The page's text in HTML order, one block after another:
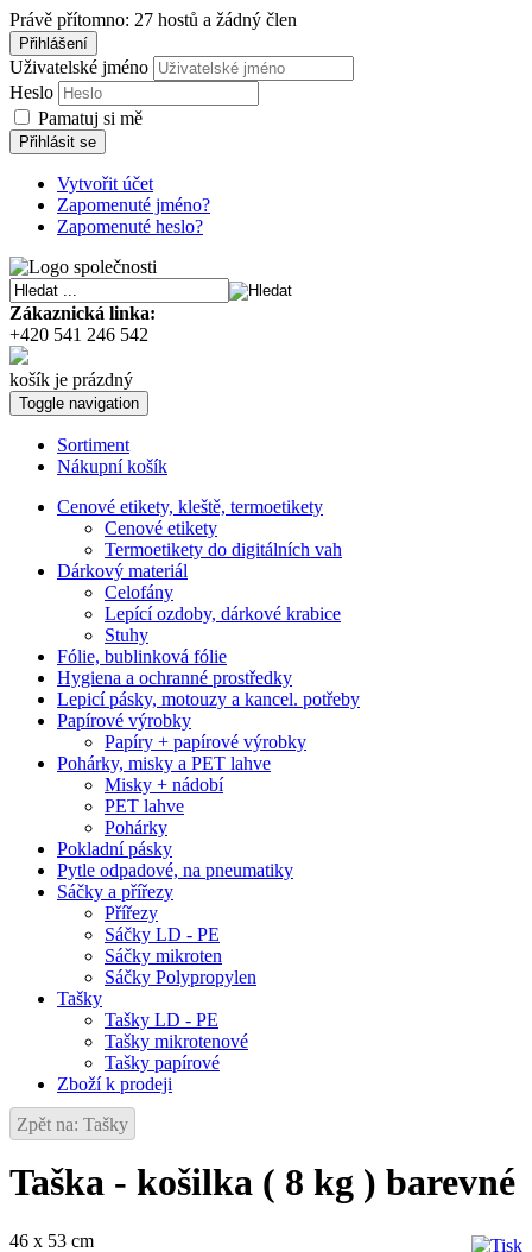
Právě přítomno: 27 hostů a žádný člen
Přihlášení
Uživatelské jméno
Heslo
Pamatuj si mě
Přihlásit se
Vytvořit účet
Zapomenuté jméno?
Zapomenuté heslo?
Zákaznická linka:
+420 541 246 542
košík je prázdný
Toggle navigation
Sortiment
Nákupní košík
Cenové etikety, kleště, termoetikety
Cenové etikety
Termoetikety do digitálních vah
Dárkový materiál
Celofány
Lepící ozdoby, dárkové krabice
Stuhy
Fólie, bublinková fólie
Hygiena a ochranné prostředky
Lepicí pásky, motouzy a kancel. potřeby
Papírové výrobky
Papíry + papírové výrobky
Pohárky, misky a PET lahve
Misky + nádobí
PET lahve
Pohárky
Pokladní pásky
Pytle odpadové, na pneumatiky
Sáčky a přířezy
Přířezy
Sáčky LD - PE
Sáčky mikroten
Sáčky Polypropylen
Tašky
Tašky LD - PE
Tašky mikrotenové
Tašky papírové
Zboží k prodeji
Zpět na: Tašky
Taška - košilka ( 8 kg ) barevné
46 x 53 cm